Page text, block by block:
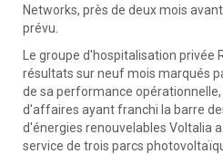
Networks, près de deux mois
prévu.
Le groupe d'hospitalisation privée
résultats sur neuf mois marqués
de sa performance
d'affaires ayant franchi la barre
d'énergies renouvelables Voltalia
service de trois parcs